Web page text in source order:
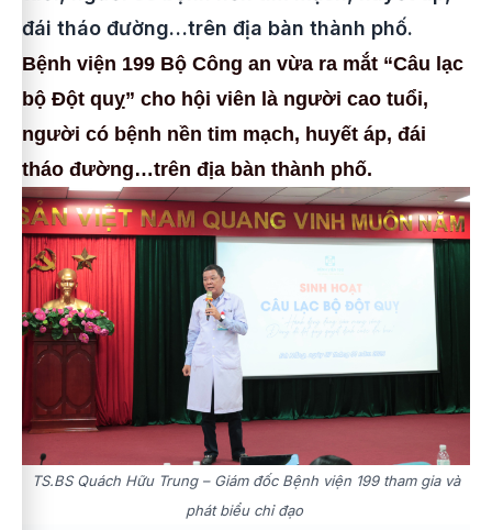
đái tháo đường…trên địa bàn thành phố.
Bệnh viện 199 Bộ Công an vừa ra mắt “Câu lạc
bộ Đột quỵ” cho hội viên là người cao tuổi,
người có bệnh nền tim mạch, huyết áp, đái
tháo đường…trên địa bàn thành phố.
TS.BS Quách Hữu Trung – Giám đốc Bệnh viện 199 tham gia và
phát biểu chỉ đạo